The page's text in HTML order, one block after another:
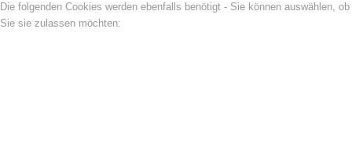
Die folgenden Cookies werden ebenfalls benötigt - Sie können auswählen, ob
Sie sie zulassen möchten: